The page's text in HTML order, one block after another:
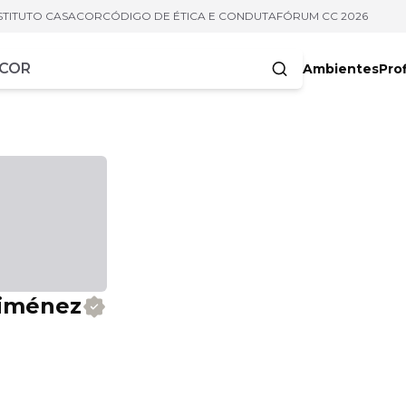
CASACORCÓDIGO DE ÉTICA E CONDUTAFÓRUM CC 2026
Ambientes